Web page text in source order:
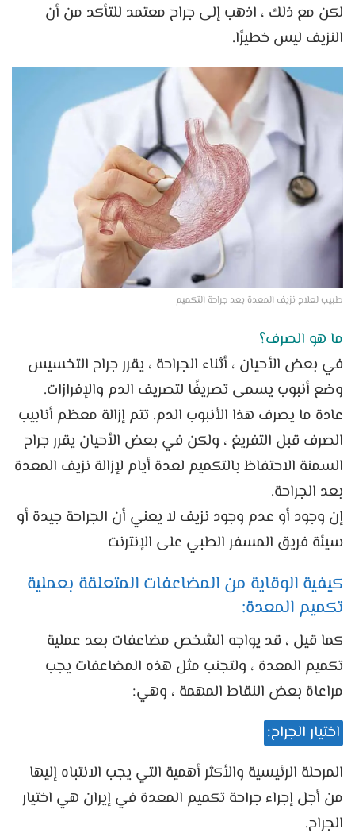
لكن مع ذلك ، اذهب إلى جراح معتمد للتأكد من أن
النزيف ليس خطيرًا.
طبيب لعلاج نزيف المعدة بعد جراحة التكميم
ما هو الصرف؟
في بعض الأحيان ، أثناء الجراحة ، يقرر جراح التخسيس
وضع أنبوب يسمى تصريفًا لتصريف الدم والإفرازات.
عادة ما يصرف هذا الأنبوب الدم. تتم إزالة معظم أنابيب
الصرف قبل التفريغ ، ولكن في بعض الأحيان يقرر جراح
السمنة الاحتفاظ بالتكميم لعدة أيام لإزالة نزيف المعدة
بعد الجراحة.
إن وجود أو عدم وجود نزيف لا يعني أن الجراحة جيدة أو
سيئة فريق المسفر الطبي على الإنترنت
كيفية الوقاية من المضاعفات المتعلقة بعملية
تكميم المعدة:
كما قيل ، قد يواجه الشخص مضاعفات بعد عملية
تكميم المعدة ، ولتجنب مثل هذه المضاعفات يجب
مراعاة بعض النقاط المهمة ، وهي:
اختيار الجراح:
المرحلة الرئيسية والأكثر أهمية التي يجب الانتباه إليها
من أجل إجراء جراحة تكميم المعدة في إيران هي اختيار
الجراح.